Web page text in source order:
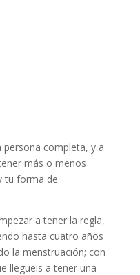
persona completa, y a
más o menos
tu forma de
a tener la regla,
hasta cuatro años
la menstruación; con
llegueis a tener una